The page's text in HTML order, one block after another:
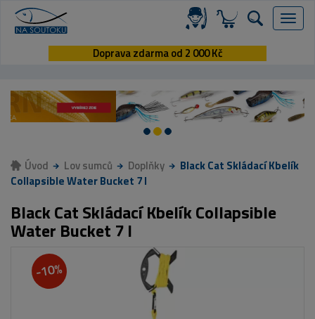
Menu
Doprava zdarma od 2 000 Kč
Úvod Lov sumců Doplňky
Black Cat Skládací Kbelík
Collapsible Water Bucket 7 l
Black Cat Skládací Kbelík Collapsible
Water Bucket 7 l
-10%